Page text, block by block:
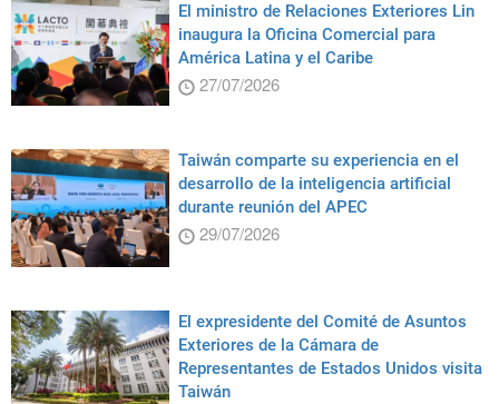
El ministro de Relaciones Exteriores Lin
inaugura la Oficina Comercial para
América Latina y el Caribe
27/07/2026
Taiwán comparte su experiencia en el
desarrollo de la inteligencia artificial
durante reunión del APEC
29/07/2026
El expresidente del Comité de Asuntos
Exteriores de la Cámara de
Representantes de Estados Unidos visita
Taiwán